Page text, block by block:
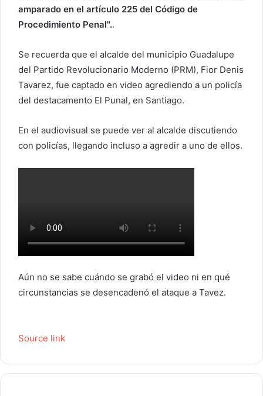
i
c
amparado en el artículo 225 del Código de
Procedimiento Penal"..
Se recuerda que el alcalde del municipio Guadalupe
del Partido Revolucionario Moderno (PRM), Fior Denis
Tavarez, fue captado en video agrediendo a un policía
del destacamento El Punal, en Santiago.
En el audiovisual se puede ver al alcalde discutiendo
con policías, llegando incluso a agredir a uno de ellos.
Aún no se sabe cuándo se grabó el video ni en qué
circunstancias se desencadenó el ataque a Tavez.
Source link